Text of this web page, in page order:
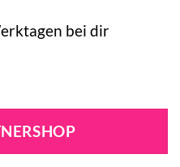
63,71 €.
bei dir